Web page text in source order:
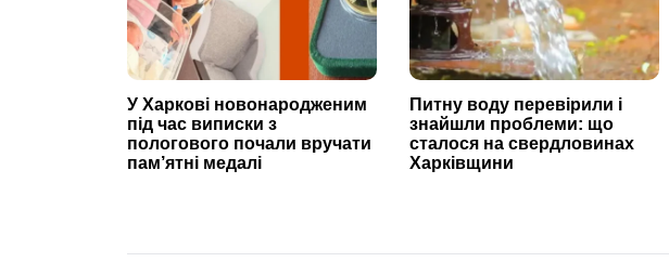
У Харкові новонародженим
під час виписки з
пологового почали вручати
пам’ятні медалі
Питну воду перевірили і
знайшли проблеми: що
сталося на свердловинах
Харківщини